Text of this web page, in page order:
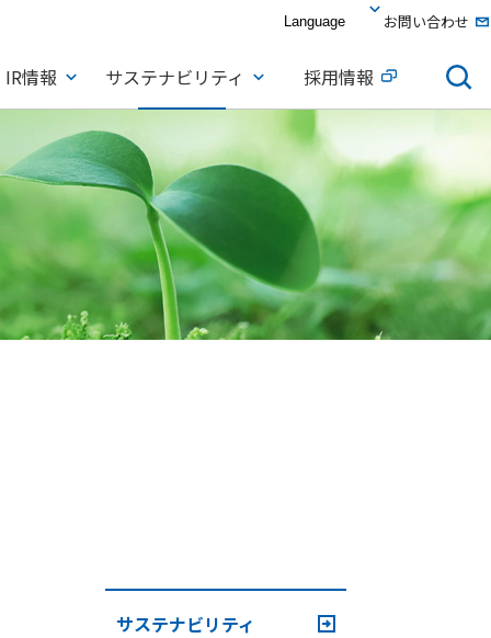
お問い合わせ
IR情報 サステナビリティ 採用情報
サステナビリティ